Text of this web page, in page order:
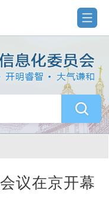
议在京开幕